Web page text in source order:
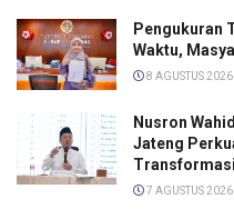
Pengukuran
Waktu,
8 AGUSTUS
Nusron
Jateng
7 AGUSTUS